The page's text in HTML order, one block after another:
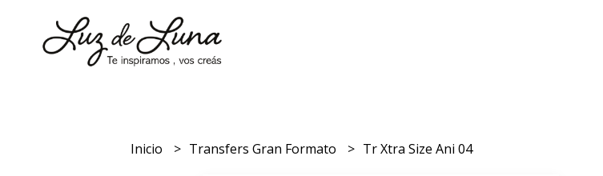
Inicio Transfers Gran Formato Tr Xtra Size Ani 04